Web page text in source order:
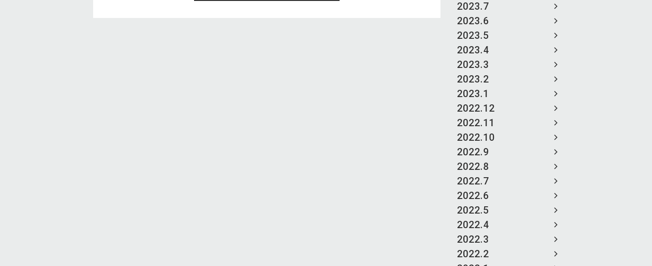
2023.7
2023.6
2023.5
2023.4
2023.3
2023.2
2023.1
2022.12
2022.11
2022.10
2022.9
2022.8
2022.7
2022.6
2022.5
2022.4
2022.3
2022.2